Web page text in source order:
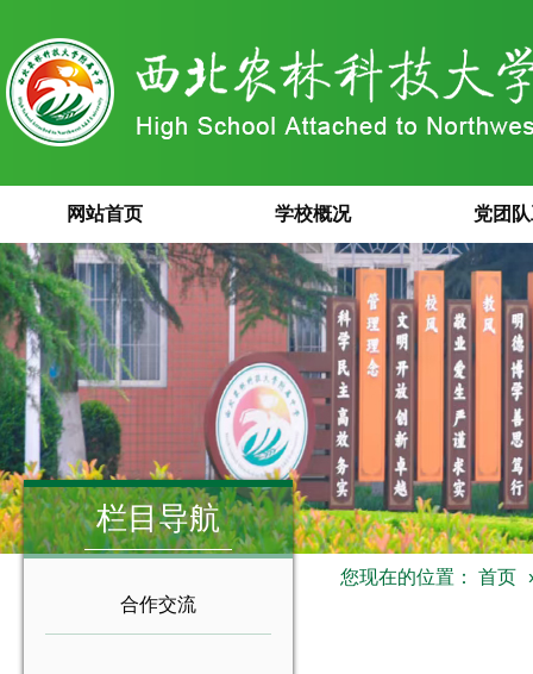
网站首页 学校概况 党团
栏目导航
合作交流
您现在的位置： 首页